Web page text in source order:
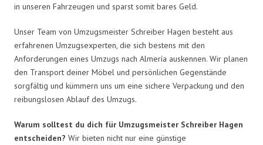
in unseren Fahrzeugen und sparst somit bares Geld.
Unser Team von Umzugsmeister Schreiber Hagen besteht aus
erfahrenen Umzugsexperten, die sich bestens mit den
Anforderungen eines Umzugs nach Almería auskennen. Wir planen
den Transport deiner Möbel und persönlichen Gegenstände
sorgfältig und kümmern uns um eine sichere Verpackung und den
reibungslosen Ablauf des Umzugs.
Warum solltest du dich für Umzugsmeister Schreiber Hagen
entscheiden? Wir bieten nicht nur eine günstige